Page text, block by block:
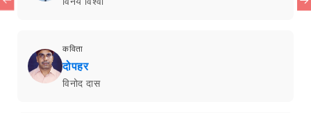
कविता
दोपहर
विनोद दास